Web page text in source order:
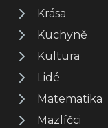
Krása
Kuchyně
Kultura
Lidé
Matematika
Mazlíčci